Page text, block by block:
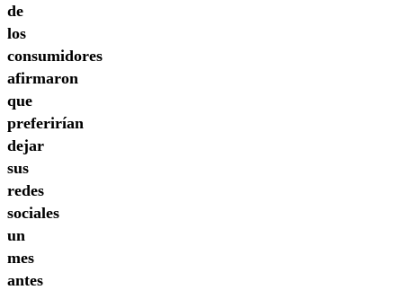
de
los
consumidores
afirmaron
que
preferirían
dejar
sus
redes
sociales
un
mes
antes